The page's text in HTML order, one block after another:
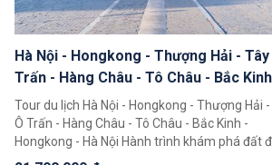
Hà Nội - Hongkong - Thượng Hải - Tây
Trấn - Hàng Châu - Tô Châu - Bắc
Hongkong - Hà Nội (8N7Đ)
Tour du lịch Hà Nội - Hongkong - Thượng Hải
Ô Trấn - Hàng Châu - Tô Châu - Bắc Kinh -
Hongkong - Hà Nội Hành trình khám phá đất
nước Trung Hoa 8 ngày 7 đêm độc đáo giúp